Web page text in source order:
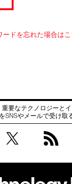
ードを忘れた場合はこ
重要なテクノロジーと
SNSやメールで受け取